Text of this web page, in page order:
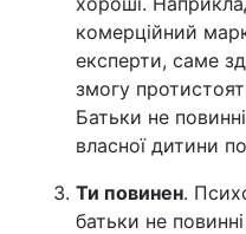
Тема оформлення
комерційний
експерти, саме
змогу
Батьки не
власної дитини
Ти повинен.
батьки не